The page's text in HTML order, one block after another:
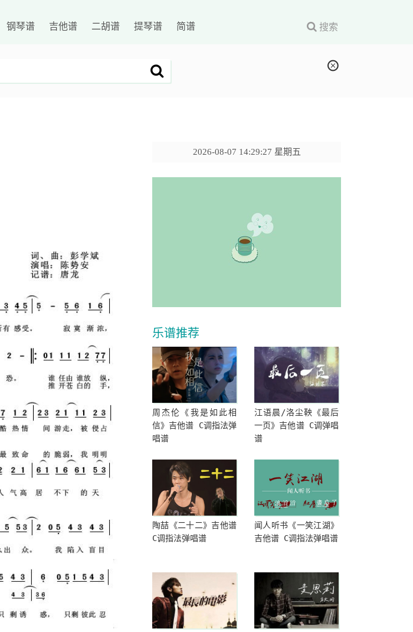
钢琴谱 吉他谱 二胡谱 提琴谱 简谱 搜索
2026-08-07 14:29:28 星期五
乐谱推荐
周杰伦《我是如此相
信》吉他谱 C调指法弹
唱谱
江语晨/洛尘鞅《最后
一页》吉他谱 C调弹唱
谱
陶喆《二十二》吉他谱
C调指法弹唱谱
闻人听书《一笑江湖》
吉他谱 C调指法弹唱谱